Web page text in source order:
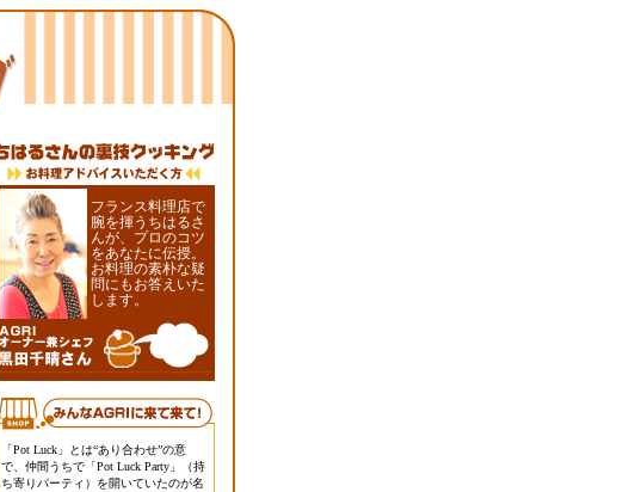
フランス料理店で
腕を揮うちはるさ
んが、プロのコツ
をあなたに伝授。
お料理の素朴な疑
問にもお答えいた
します。
「Pot Luck」とは“あり合わせ”の意
で、仲間うちで「Pot Luck Party」（持
ち寄りパーティ）を開いていたのが名